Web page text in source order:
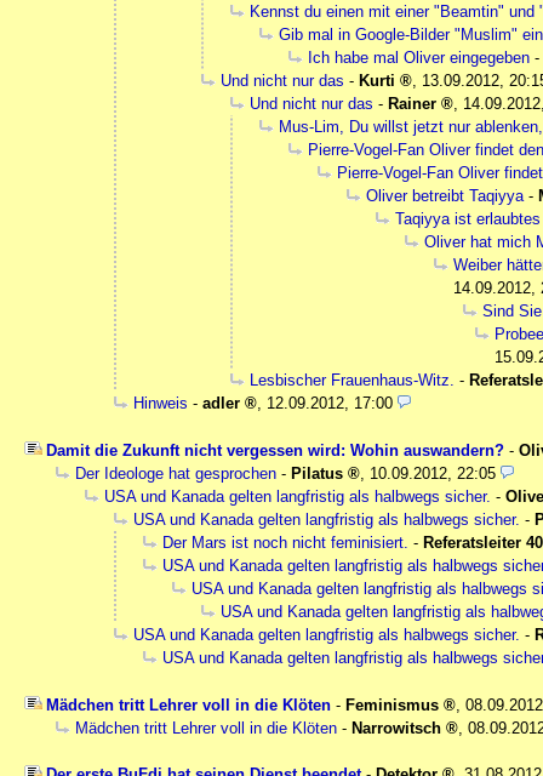
Kennst du einen mit einer "Beamtin" und
Gib mal in Google-Bilder "Muslim"
Ich habe mal Oliver eingegeben -
Und nicht nur das - Kurti , 13.09.2012,
Und nicht nur das - Rainer ,
Mus-Lim, Du willst jetzt nur
Pierre-Vogel-Fan Oliver findet
Pierre-Vogel-Fan Oliver
Oliver betreibt Taqiyya-
Taqiyya ist
Oliver hat mich
Weiber
14.09.2012,
Sind
Lesbischer Frauenhaus-Witz. -
Hinweis - adler , 12.09.2012, 17:00
Damit die Zukunft nicht vergessen wird: Wohin auswandern? -
Der Ideologe hat gesprochen - Pilatus
10.09.2012, 22:05
USA und Kanada gelten langfristig als halbwegs sicher. -
USA und Kanada gelten langfristig als halbwegs sicher. -
Der Mars ist noch nicht feminisiert. - Referatsleiter
USA und Kanada gelten langfristig als halbwegs
USA und Kanada gelten langfristig als halbwegs
USA und Kanada gelten langfristig als
USA und Kanada gelten langfristig als halbwegs sicher. -
USA und Kanada gelten langfristig als halbwegs
Mädchen tritt Lehrer voll in die Klöten - Feminismus
Mädchen tritt Lehrer voll in die Klöten - Narrowitsch